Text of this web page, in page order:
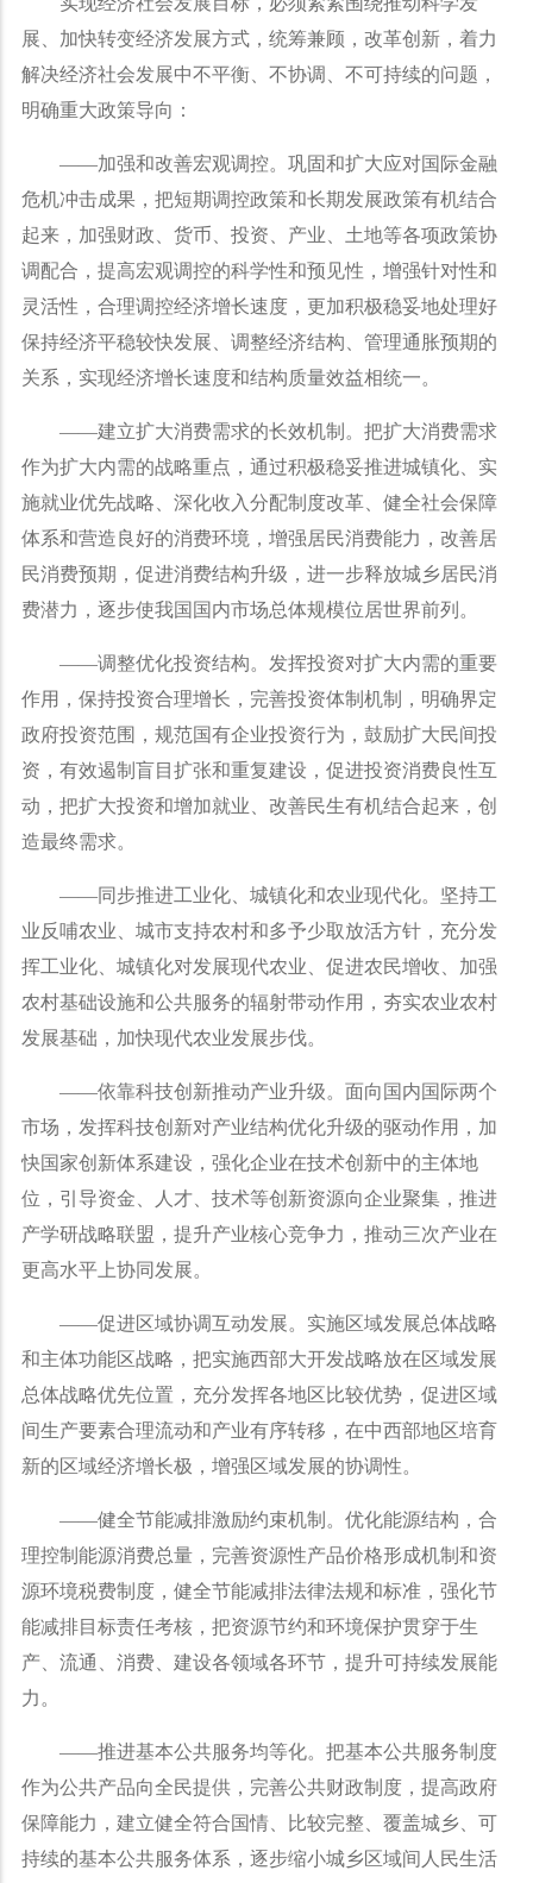
展、加快转变经济发展方式，统筹兼顾，改革创新，着力
解决经济社会发展中不平衡、不协调、不可持续的问题，
明确重大政策导向：
——加强和改善宏观调控。巩固和扩大应对国际金融
危机冲击成果，把短期调控政策和长期发展政策有机结合
起来，加强财政、货币、投资、产业、土地等各项政策协
调配合，提高宏观调控的科学性和预见性，增强针对性和
灵活性，合理调控经济增长速度，更加积极稳妥地处理好
保持经济平稳较快发展、调整经济结构、管理通胀预期的
关系，实现经济增长速度和结构质量效益相统一。
——建立扩大消费需求的长效机制。把扩大消费需求
作为扩大内需的战略重点，通过积极稳妥推进城镇化、实
施就业优先战略、深化收入分配制度改革、健全社会保障
体系和营造良好的消费环境，增强居民消费能力，改善居
民消费预期，促进消费结构升级，进一步释放城乡居民消
费潜力，逐步使我国国内市场总体规模位居世界前列。
——调整优化投资结构。发挥投资对扩大内需的重要
作用，保持投资合理增长，完善投资体制机制，明确界定
政府投资范围，规范国有企业投资行为，鼓励扩大民间投
资，有效遏制盲目扩张和重复建设，促进投资消费良性互
动，把扩大投资和增加就业、改善民生有机结合起来，创
造最终需求。
——同步推进工业化、城镇化和农业现代化。坚持工
业反哺农业、城市支持农村和多予少取放活方针，充分发
挥工业化、城镇化对发展现代农业、促进农民增收、加强
农村基础设施和公共服务的辐射带动作用，夯实农业农村
发展基础，加快现代农业发展步伐。
——依靠科技创新推动产业升级。面向国内国际两个
市场，发挥科技创新对产业结构优化升级的驱动作用，加
快国家创新体系建设，强化企业在技术创新中的主体地
位，引导资金、人才、技术等创新资源向企业聚集，推进
产学研战略联盟，提升产业核心竞争力，推动三次产业在
更高水平上协同发展。
——促进区域协调互动发展。实施区域发展总体战略
和主体功能区战略，把实施西部大开发战略放在区域发展
总体战略优先位置，充分发挥各地区比较优势，促进区域
间生产要素合理流动和产业有序转移，在中西部地区培育
新的区域经济增长极，增强区域发展的协调性。
——健全节能减排激励约束机制。优化能源结构，合
理控制能源消费总量，完善资源性产品价格形成机制和资
源环境税费制度，健全节能减排法律法规和标准，强化节
能减排目标责任考核，把资源节约和环境保护贯穿于生
产、流通、消费、建设各领域各环节，提升可持续发展能
力。
——推进基本公共服务均等化。把基本公共服务制度
作为公共产品向全民提供，完善公共财政制度，提高政府
保障能力，建立健全符合国情、比较完整、覆盖城乡、可
持续的基本公共服务体系，逐步缩小城乡区域间人民生活